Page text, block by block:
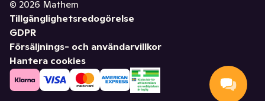
© 2026 Mathem
Tillgänglighetsredogörelse
GDPR
Försäljnings- och användarvillkor
Hantera cookies